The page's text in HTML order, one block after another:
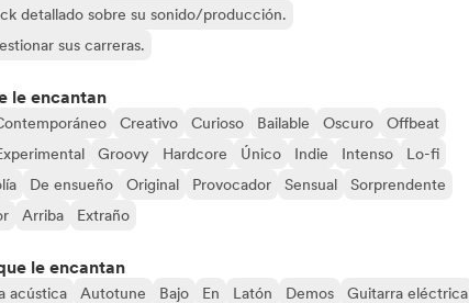
detallado sobre su sonido/producción.
sus carreras.
le encantan
Creativo Curioso Bailable Oscuro
Offbeat
Groovy Hardcore Único Indie Intenso
Lo-fi
De ensueño Original Provocador Sensual
Sorprendente
Arriba Extraño
le encantan
acústica Autotune Bajo En Latón Demos
Guitarra eléctrica